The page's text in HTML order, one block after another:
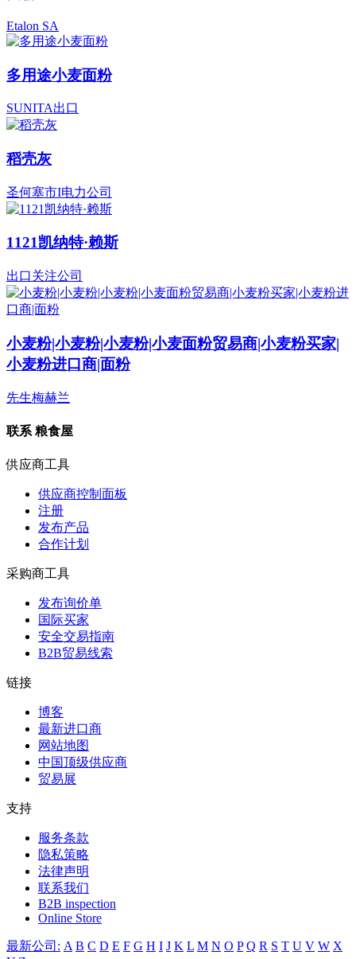
Etalon SA
多用途小麦面粉
SUNITA出口
稻壳灰
圣何塞市I电力公司
1121凯纳特·赖斯
出口关注公司
小麦粉|小麦粉|小麦粉|小麦面粉贸易商|小麦粉买家|
小麦粉进口商|面粉
先生梅赫兰
联系 粮食屋
供应商工具
供应商控制面板
注册
发布产品
合作计划
采购商工具
发布询价单
国际买家
安全交易指南
B2B贸易线索
链接
博客
最新进口商
网站地图
中国顶级供应商
贸易展
支持
服务条款
隐私策略
法律声明
联系我们
B2B inspection
Online Store
最新公司: A B C D E F G H I J K L M N O P Q R S T U V W X